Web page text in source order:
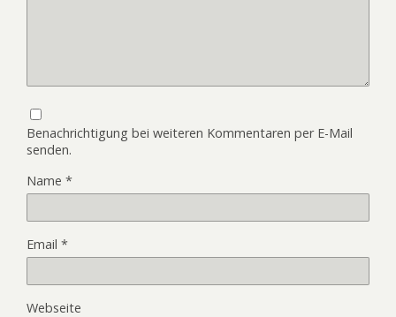
Benachrichtigung bei weiteren Kommentaren per E-Mail
senden.
Name *
Email *
Webseite